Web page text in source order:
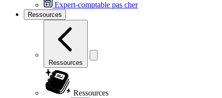
Expert-comptable pas cher
Ressources
Ressources
Ressources